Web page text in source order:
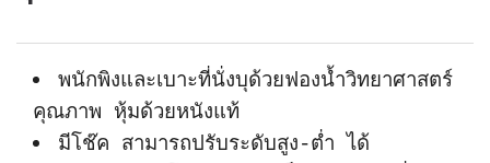
พนักพิงและเบาะที่นั่งบุด้วยฟองน้ำวิทยาศาสตร์
คุณภาพ หุ้มด้วยหนังแท้
มีโช๊ค สามารถปรับระดับสูง-ต่ำ ได้